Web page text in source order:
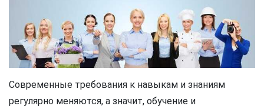
Современные требования к навыкам и знаниям
регулярно меняются, а значит, обучение и